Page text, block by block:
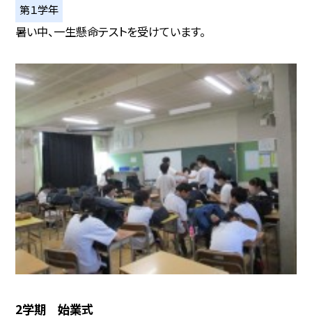
第１学年
暑い中、一生懸命テストを受けています。
2学期 始業式